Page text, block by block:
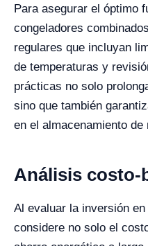
Para asegurar el óptimo
congeladores
regulares que incluyan
de temperaturas y
prácticas no solo
sino que también
en el almacenamiento
Análisis costo-
Al evaluar la inversión
considere no solo el